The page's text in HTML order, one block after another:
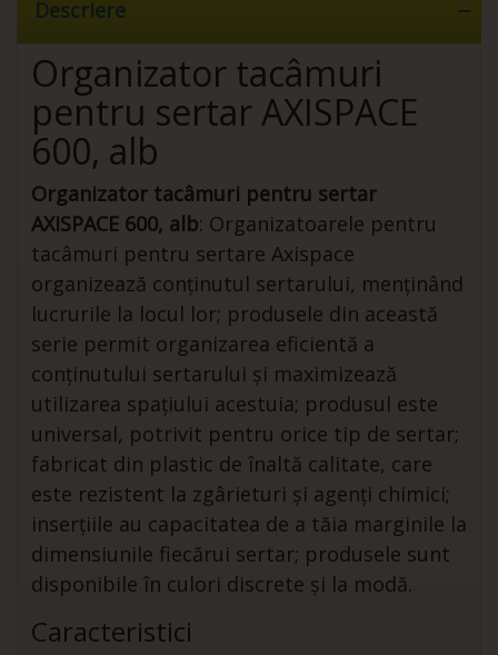
Descriere
Organizator tacâmuri
pentru sertar AXISPACE
600, alb
Organizator tacâmuri pentru sertar
AXISPACE 600, alb: Organizatoarele pentru
tacâmuri pentru sertare Axispace
organizează conținutul sertarului, menținând
lucrurile la locul lor; produsele din această
serie permit organizarea eficientă a
conținutului sertarului și maximizează
utilizarea spațiului acestuia; produsul este
universal, potrivit pentru orice tip de sertar;
fabricat din plastic de înaltă calitate, care
este rezistent la zgârieturi și agenți chimici;
inserțiile au capacitatea de a tăia marginile la
dimensiunile fiecărui sertar; produsele sunt
disponibile în culori discrete și la modă.
Caracteristici